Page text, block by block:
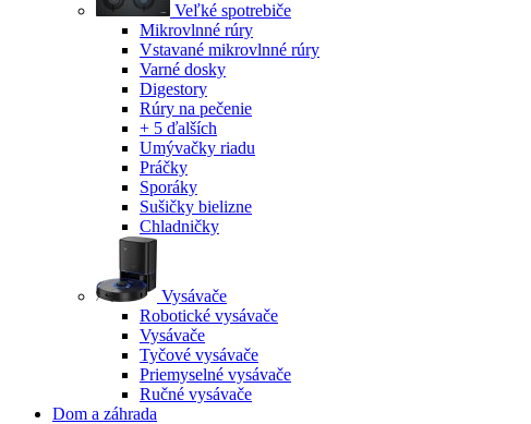
Veľké spotrebiče
Mikrovlnné rúry
Vstavané mikrovlnné rúry
Varné dosky
Digestory
Rúry na pečenie
+ 5 ďalších
Umývačky riadu
Práčky
Sporáky
Sušičky bielizne
Chladničky
Vysávače
Robotické vysávače
Vysávače
Tyčové vysávače
Priemyselné vysávače
Ručné vysávače
Dom a záhrada